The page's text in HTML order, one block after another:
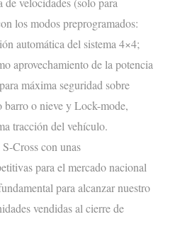
los modos preprogramados:
automática del sistema 4×4;
aprovechamiento de la potencia
para máxima seguridad sobre
barro o nieve yLock-mode,
tracción del vehículo.
Cross con unas
para el mercado nacional
para alcanzar nuestro
vendidas al cierre de